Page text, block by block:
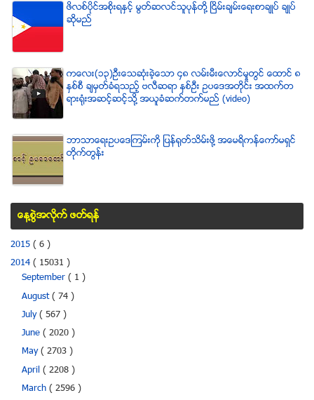
ဖိလစ္ပိုင္အစိုးရႏွင့္ မြတ္ဆလင္သူပုန္တို႔ ၿငိမ္းခ်မ္းေရးစာခ်ဳပ္ ခ်ဳပ္
ဆိုမည္
ကေလး(၁၃)ဦးေသဆံုးခဲ့ေသာ ၄၈ လမ္းမီးေလာင္မႈတြင္ ေထာင္ ၈
ႏွစ္စီ ခ်မွတ္ခံရသည့္ ဗလီဆရာ ႏွစ္ဦး ဥပေဒအတိုင္း အထက္တ
ရားရံုးအဆင့္ဆင့္သို႔ အယူခံဆက္တက္မည္ (video)
ဘာသာေရးဥပေဒၾကမ္းကို ျပန္ရုတ္သိမ္းဖို႔ အေမရိကန္ေကာ္မရွင္
တိုက္တြန္း
ေန႔စြဲအလိုက္ ဖတ္ရန္
2015 ( 6 )
2014 ( 15031 )
September ( 1 )
August( 74 )
July( 567 )
June ( 2020 )
May( 2703 )
April ( 2208 )
March ( 2596 )